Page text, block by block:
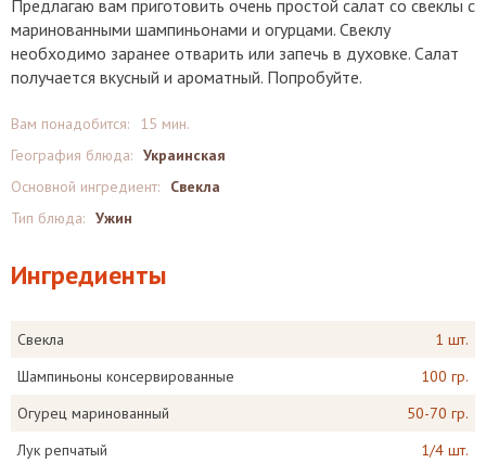
Предлагаю вам приготовить очень простой салат со свеклы с
маринованными шампиньонами и огурцами. Свеклу
необходимо заранее отварить или запечь в духовке. Салат
получается вкусный и ароматный. Попробуйте.
Вам понадобится:
15 мин.
География блюда: Украинская
Основной ингредиент:
Свекла
Тип блюда: Ужин
Ингредиенты
Свекла
1 шт.
Шампиньоны консервированные
100 гр.
Огурец маринованный
50-70 гр.
Лук репчатый
1/4 шт.